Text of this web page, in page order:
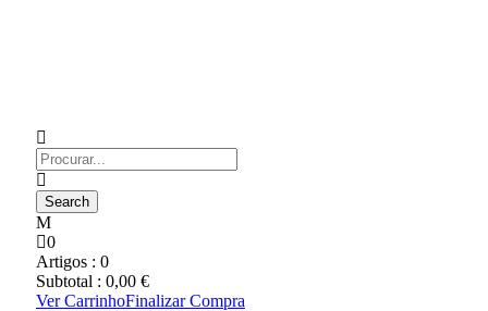
0
Artigos : 0
Subtotal : 0,00 €
Ver CarrinhoFinalizar Compra